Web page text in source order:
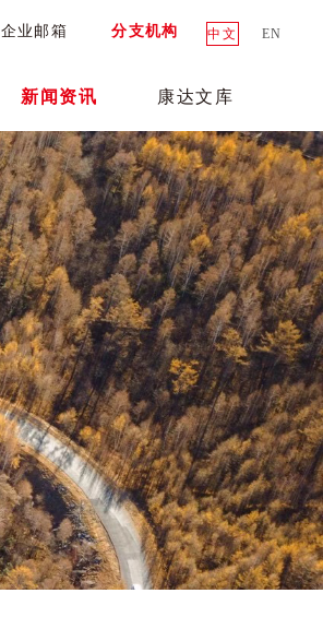
企业邮箱 分支机构 中文 EN
新闻资讯 康达文库